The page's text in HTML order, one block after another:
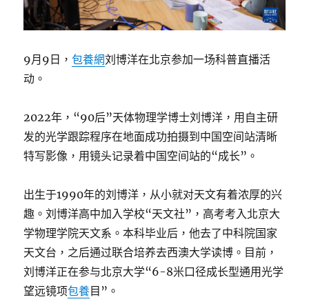
9月9日，包養網刘博洋在北京参加一场科普直播活
动。
2022年，“90后”天体物理学博士刘博洋，用自主研
发的光学跟踪程序在地面成功拍摄到中国空间站清晰
特写影像，用镜头记录着中国空间站的“成长”。
出生于1990年的刘博洋，从小就对天文有着浓厚的兴
趣。刘博洋高中加入学校“天文社”，高考考入北京大
学物理学院天文系。本科毕业后，他去了中科院国家
天文台，之后通过联合培养去西澳大学读博。目前，
刘博洋正在参与北京大学“6-8米口径成长型通用光学
望远镜项包養目”。